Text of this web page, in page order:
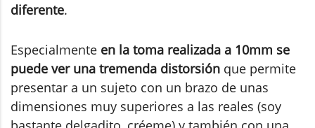
diferente.
Especialmente en la toma realizada a 10mm se
puede ver una tremenda distorsión que permite
presentar a un sujeto con un brazo de unas
dimensiones muy superiores a las reales (soy